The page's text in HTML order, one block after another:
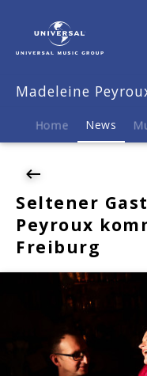
News
Seltener
Madeleine
kommt
Berlin
und
Freiburg
Madeleine
Home News
Seltener
Peyroux
Freiburg